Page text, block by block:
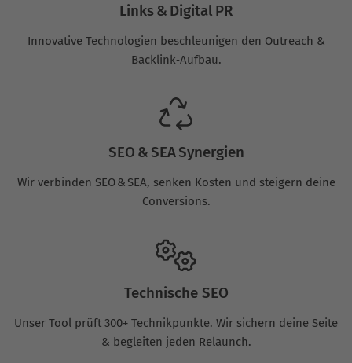
Links & Digital PR
Innovative Technologien beschleunigen den Outreach &
Backlink‑Aufbau.
SEO & SEA Synergien
Wir verbinden SEO & SEA, senken Kosten und steigern deine
Conversions.
Technische SEO
Unser Tool prüft 300+ Technikpunkte. Wir sichern deine Seite
& begleiten jeden Relaunch.